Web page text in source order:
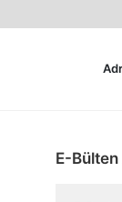
E-